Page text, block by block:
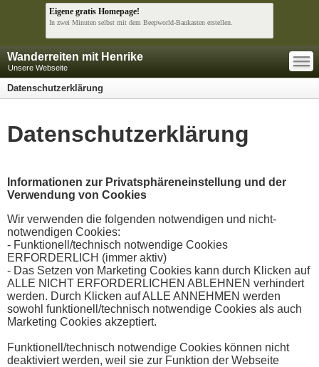
Eigene gratis Homepage!
In zwei Minuten selbst mit dem Beepworld-Baukasten erstellen.
Wanderreiten mit Henrike
Unsere Webseite
—
—
—
Datenschutzerklärung
Datenschutzerklärung
Informationen zur Privatsphäreneinstellung und der
Verwendung von Cookies
Wir verwenden die folgenden notwendigen und nicht-
notwendigen Cookies:
- Funktionell/technisch notwendige Cookies
ERFORDERLICH (immer aktiv)
- Das Setzen von Marketing Cookies kann durch Klicken auf
ALLE NICHT ERFORDERLICHEN ABLEHNEN verhindert
werden. Durch Klicken auf ALLE ANNEHMEN werden
sowohl funktionell/technisch notwendige Cookies als auch
Marketing Cookies akzeptiert.
Funktionell/technisch notwendige Cookies können nicht
deaktiviert werden, weil sie zur Funktion der Webseite